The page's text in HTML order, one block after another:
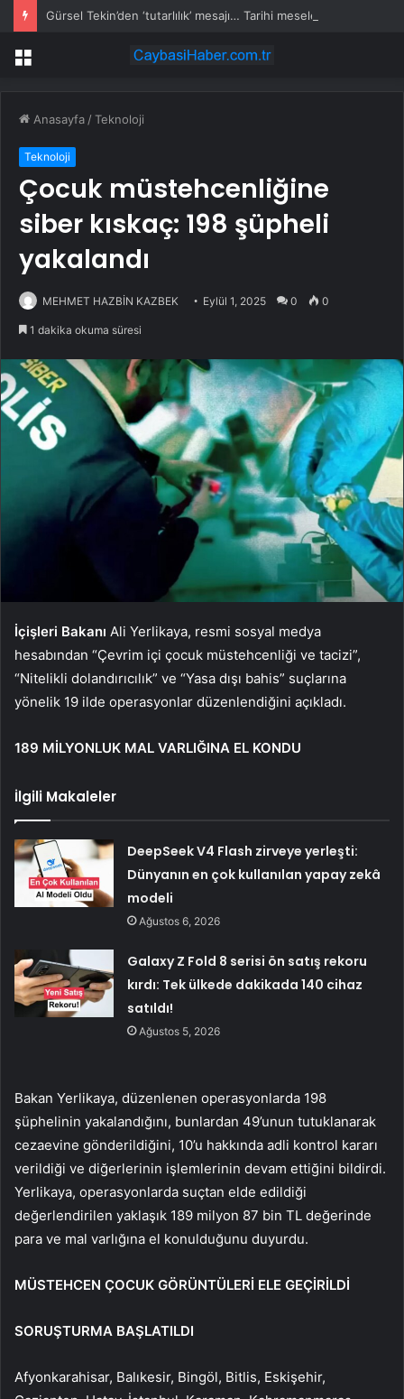
Menü
Anasayfa /Teknoloji
Teknoloji
Çocuk müstehcenliğine
siber kıskaç: 198 şüpheli
yakalandı
MEHMET HAZBİN KAZBEK Eylül 1, 2025 0 0
1 dakika okuma süresi
İçişleri Bakanı Ali Yerlikaya, resmi sosyal medya
hesabından “Çevrim içi çocuk müstehcenliği ve tacizi”,
“Nitelikli dolandırıcılık” ve “Yasa dışı bahis” suçlarına
yönelik 19 ilde operasyonlar düzenlendiğini açıkladı.
189 MİLYONLUK MAL VARLIĞINA EL KONDU
İlgili Makaleler
DeepSeek V4 Flash zirveye yerleşti:
Dünyanın en çok kullanılan yapay zekâ
modeli
Ağustos 6, 2026
Galaxy Z Fold 8 serisi ön satış rekoru
kırdı: Tek ülkede dakikada 140 cihaz
satıldı!
Ağustos 5, 2026
Bakan Yerlikaya, düzenlenen operasyonlarda 198
şüphelinin yakalandığını, bunlardan 49’unun tutuklanarak
cezaevine gönderildiğini, 10’u hakkında adli kontrol kararı
verildiği ve diğerlerinin işlemlerinin devam ettiğini bildirdi.
Yerlikaya, operasyonlarda suçtan elde edildiği
değerlendirilen yaklaşık 189 milyon 87 bin TL değerinde
para ve mal varlığına el konulduğunu duyurdu.
MÜSTEHCEN ÇOCUK GÖRÜNTÜLERİ ELE GEÇİRİLDİ
SORUŞTURMA BAŞLATILDI
Afyonkarahisar, Balıkesir, Bingöl, Bitlis, Eskişehir,